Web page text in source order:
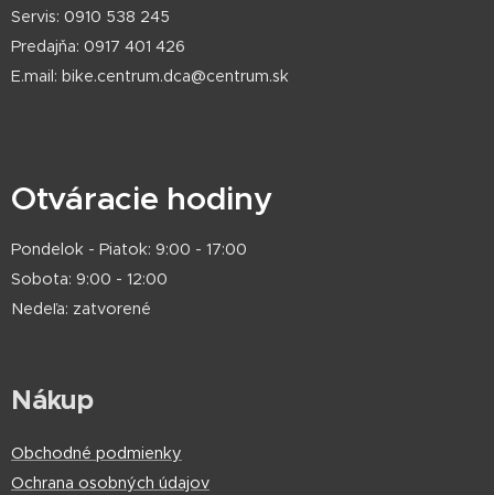
Servis: 0910 538 245
Predajňa: 0917 401 426
E.mail: bike.centrum.dca@centrum.sk
Otváracie hodiny
Pondelok - Piatok: 9:00 - 17:00
Sobota: 9:00 - 12:00
Nedeľa: zatvorené
Nákup
Obchodné podmienky
Ochrana osobných údajov